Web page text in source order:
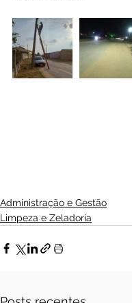
Administração e Gestão
Limpeza e Zeladoria